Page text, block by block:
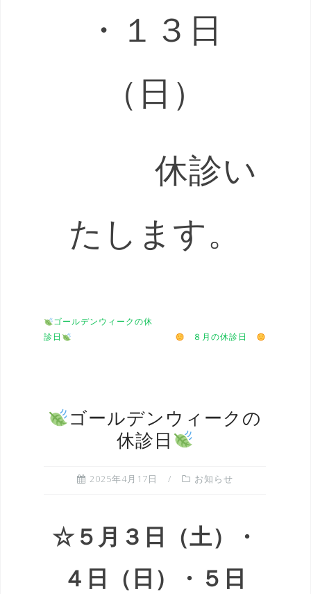
・１３日
（日）
休診い
たします。
ゴールデンウィークの休
診日
８月の休診日
ゴールデンウィークの
休診日
2025年4月17日 お知らせ
☆５月３日（土）・
４日（日）・５日